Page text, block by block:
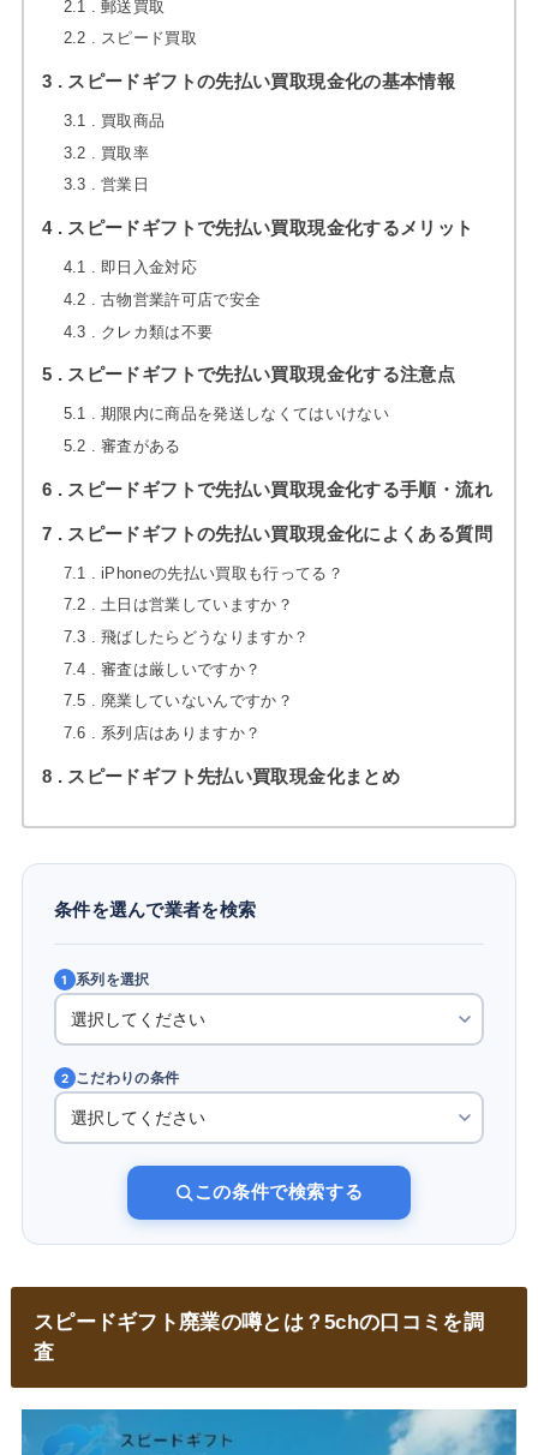
2.1
郵送買取
2.2
スピード買取
3 スピードギフトの先払い買取現金化の基本情報
3.1
買取商品
3.2
買取率
3.3
営業日
4 スピードギフトで先払い買取現金化するメリット
4.1
即日入金対応
4.2
古物営業許可店で安全
4.3
クレカ類は不要
5 スピードギフトで先払い買取現金化する注意点
5.1
期限内に商品を発送しなくてはいけない
5.2
審査がある
6 スピードギフトで先払い買取現金化する手順・流れ
7 スピードギフトの先払い買取現金化によくある質問
7.1
iPhoneの先払い買取も行ってる？
7.2
土日は営業していますか？
7.3
飛ばしたらどうなりますか？
7.4
審査は厳しいですか？
7.5
廃業していないんですか？
7.6
系列店はありますか？
8 スピードギフト先払い買取現金化まとめ
条件を選んで業者を検索
1 系列を選択
2 こだわりの条件
この条件で検索する
スピードギフト廃業の噂とは？5chの口コミを調
査